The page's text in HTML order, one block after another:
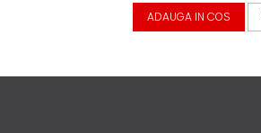
ADAUGA IN COS